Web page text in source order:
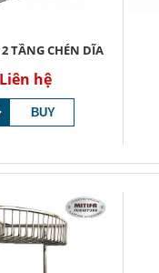
TẦNG CHÉN DĨA
Liên hệ